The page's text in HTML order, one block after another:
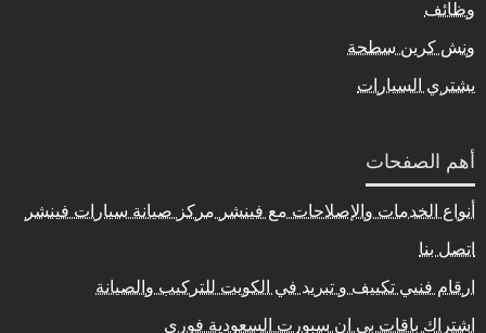
وظائف
ونش كرين سطحة
يشتري السيارات
أهم الصفحات
أنواع الخدمات والإصلاحات مع فينشر مركز صيانة سيارات فينشر
اتصل بنا
ارقام فنيي تكييف و تبريد في الكويت للتركيب والصيانة
اشتراك باقات بي ان سبورت السعودية فوري